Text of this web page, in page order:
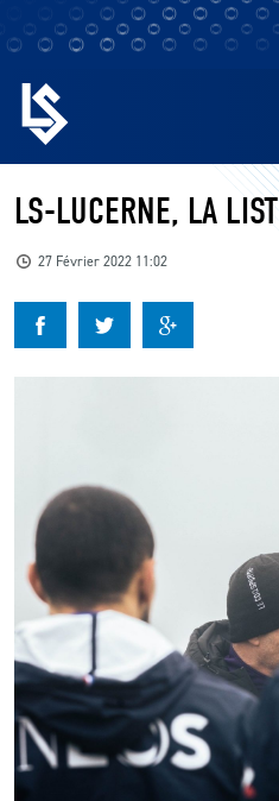
EQUIPES
BILLETTERIE
FANS
RESTAURATION
CLUB
CONTACT
ACTUALITÉS
LS E-SHOP
LS-LUCERNE, LA
27 Février 2022 11:02